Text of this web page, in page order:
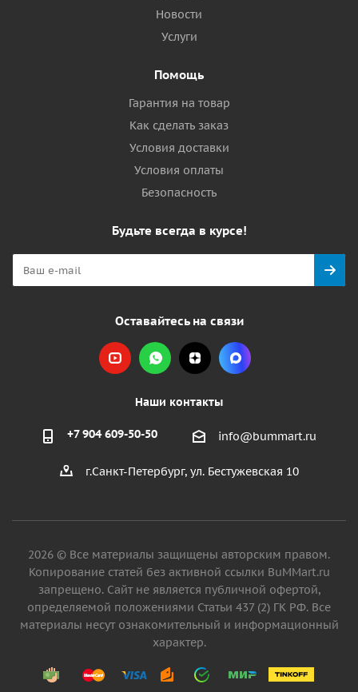
Новости
Услуги
Помощь
Гарантия на товар
Как сделать заказ
Условия доставки
Условия оплаты
Безопасность
Будьте всегда в курсе!
Оставайтесь на связи
Наши контакты
+7 904 609-50-50 info@bummart.ru
г.Санкт-Петербург, ул. Бестужевская 10
2026 © Все материалы защищены авторским правом.
Копирование статей без активной ссылки BuMMart.ru
запрещено. Сайт не является публичной офертой,
определяемой положениями Статьи 437 (2) ГК РФ. Все
материалы несут ознакомительный и информационный
характер.